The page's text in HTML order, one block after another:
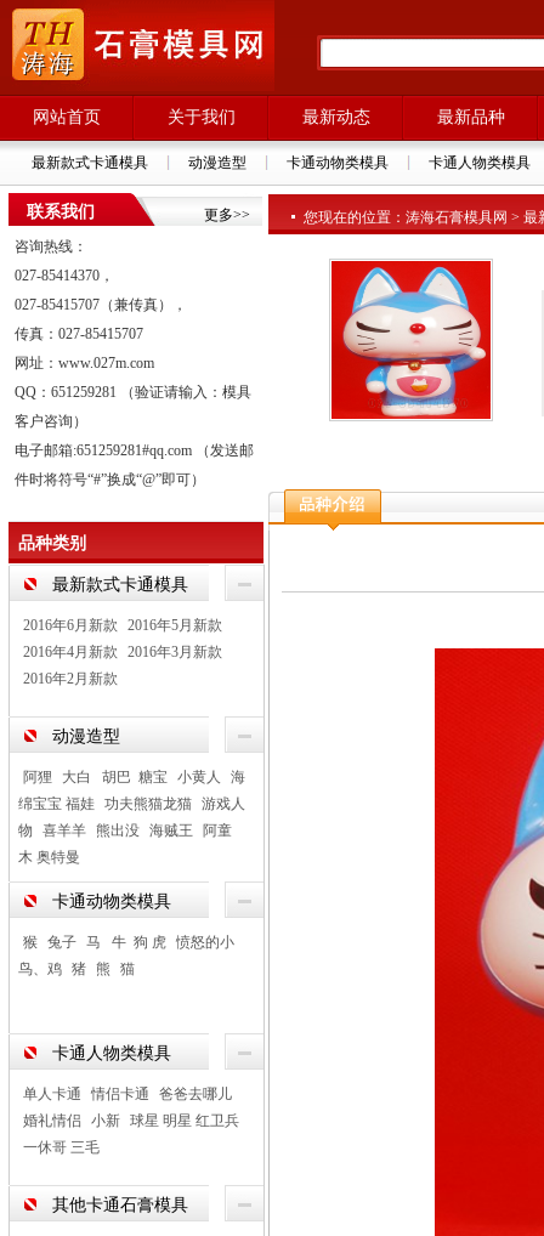
网站首页 关于我们 最新动态 最新品种
最新款式卡通模具 动漫造型 卡通动物类模具 卡通人物类模具
更多>>
联系我们
咨询热线：
027-85414370，
027-85415707（兼传真），
传真：027-85415707
网址：www.027m.com
QQ：651259281 （验证请输入：模具
客户咨询）
电子邮箱:651259281#qq.com （发送邮
件时将符号“#”换成“@”即可）
品种类别
最新款式卡通模具
2016年6月新款
2016年5月新款
2016年4月新款
2016年3月新款
2016年2月新款
动漫造型
阿狸 大白 胡巴 糖宝 小黄人
海
绵宝宝 福娃 功夫熊猫龙猫 游戏人
物
喜羊羊 熊出没 海贼王
阿童
木 奥特曼
卡通动物类模具
猴 兔子 马 牛 狗 虎 愤怒的小
鸟、鸡 猪 熊 猫
卡通人物类模具
单人卡通 情侣卡通
爸爸去哪儿
婚礼情侣
小新 球星 明星 红卫兵
一休哥 三毛
其他卡通石膏模具
您现在的位置：涛海石膏模具网 > 最